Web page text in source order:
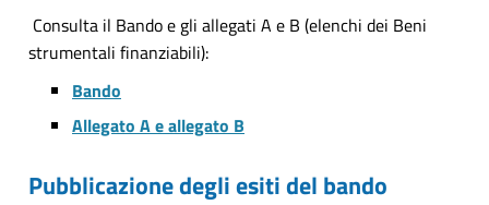
Consulta il Bando e gli allegati A e B (elenchi dei Beni
strumentali finanziabili):
Bando
Allegato A e allegato B
Pubblicazione degli esiti del bando